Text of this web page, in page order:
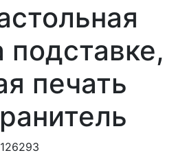
подставке,
печать